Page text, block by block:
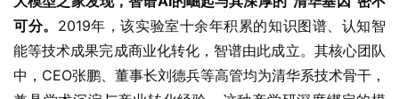
可分。 2019年，该实验室十余年积累的知识图谱、认知智
能等技术成果完成商业化转化，智谱由此成立。其核心团队
中，CEO张鹏、董事长刘德兵等高管均为清华系技术骨干，